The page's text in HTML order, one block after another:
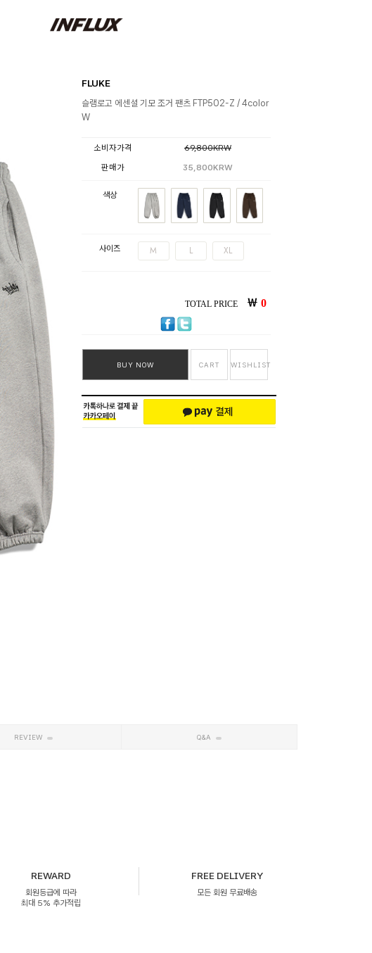
FLUKE
슬램로고 에센셜 기모 조거 팬츠 FTP502-Z / 4color
W
소비자가격
69,800KRW
판매가
35,800KRW
색상
사이즈 M L XL
TOTAL PRICE ￦ 0
BUY NOW CART WISHLIST
REVIEW Q&A
REWARD
회원등급에 따라
최대 5% 추가적립
FREE DELIVERY
모든 회원 무료배송